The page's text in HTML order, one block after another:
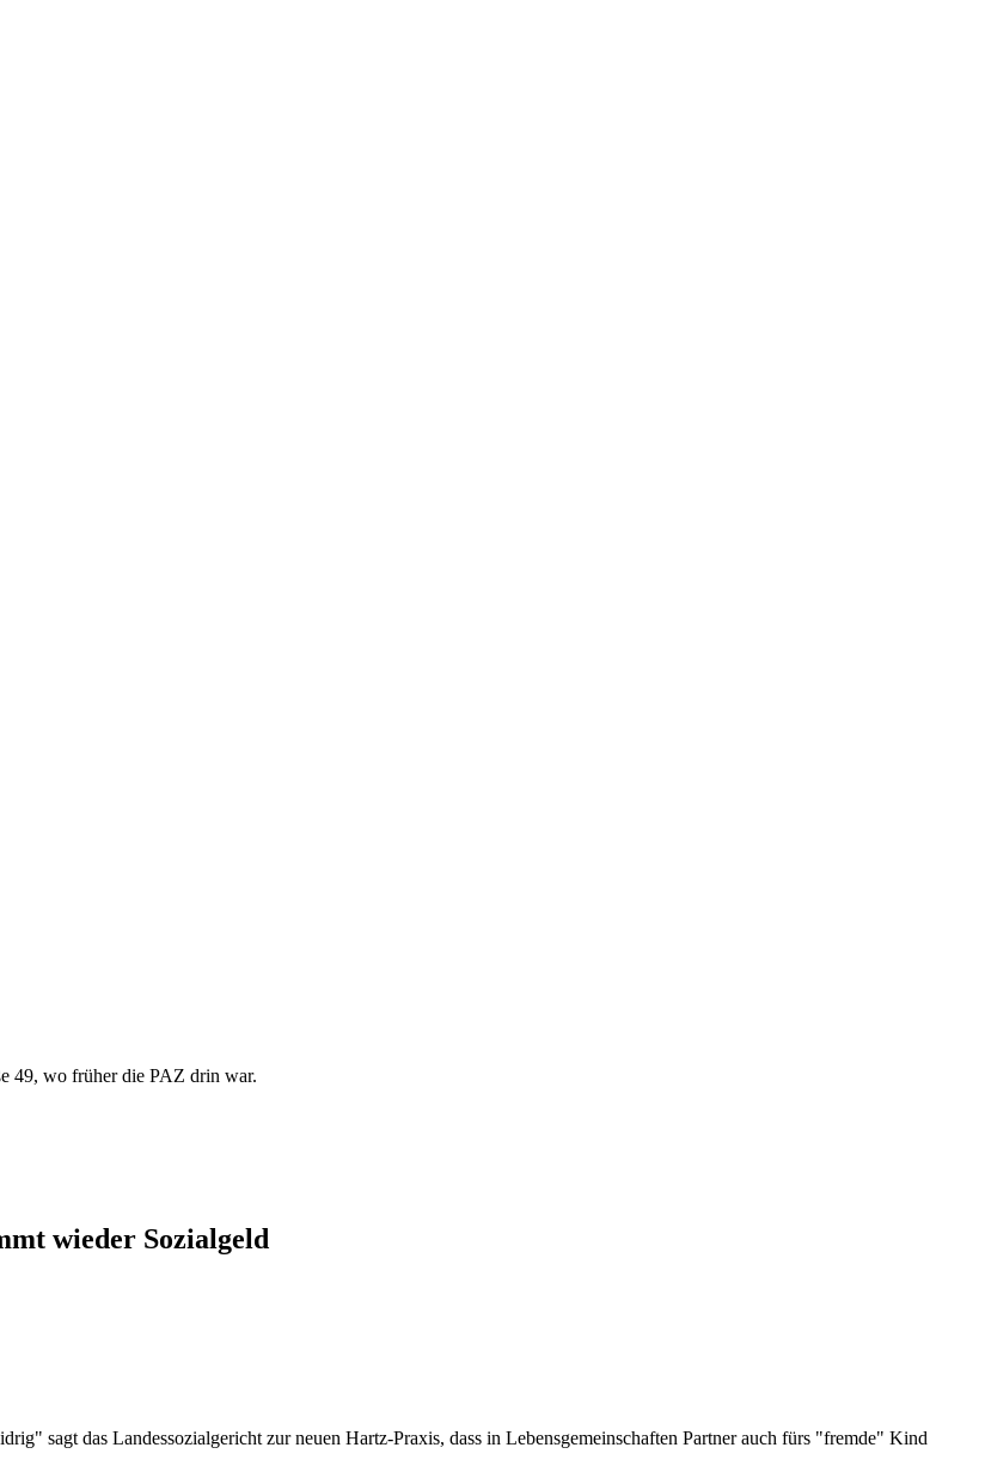
49, wo früher die PAZ drin war.
wieder Sozialgeld
sagt das Landessozialgericht zur neuen Hartz-Praxis, dass in Lebensgemeinschaften Partner auch fürs "fremde" Kind